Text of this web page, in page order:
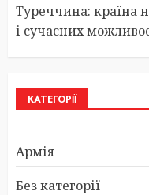
Туреччина: країна
і сучасних
КАТЕГОРІЇ
Армія
Без категорії